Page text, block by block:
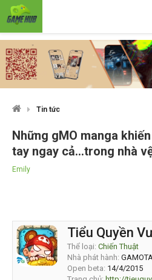
Tin tức
Những gMO manga
tay ngay cả…trong nhà
Emily
Tiểu Quyền
Thể loại: Chiến Thuật
Nhà phát hành: GAMOTA
Open beta: 14/4/2015